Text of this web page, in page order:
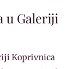
u Galeriji
Koprivnica